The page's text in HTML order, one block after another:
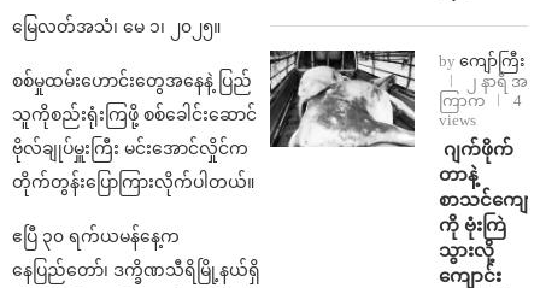
မြေလတ်အသံ၊ မေ ၁၊ ၂၀၂၅။
စစ်မှုထမ်းဟောင်းတွေအနေနဲ့ ပြည်
သူကိုစည်းရုံးကြဖို့ စစ်ခေါင်းဆောင်
ဗိုလ်ချုပ်မှူးကြီး မင်းအောင်လှိုင်က
တိုက်တွန်းပြောကြားလိုက်ပါတယ်။
ဧပြီ ၃၀ ရက်ယမန်နေ့က
နေပြည်တော်၊ ဒက္ခိဏသီရိမြို့နယ်ရှိ
by ကျော်ကြီး
၂ နာရီ အ
ကြာက
4
views
⁨⁩ ⁨ဂျက်ဖိုက်
တာနဲ့
စာသင်ကျော
ကို ဗုံးကြဲ
သွားလို့
ကျောင်း